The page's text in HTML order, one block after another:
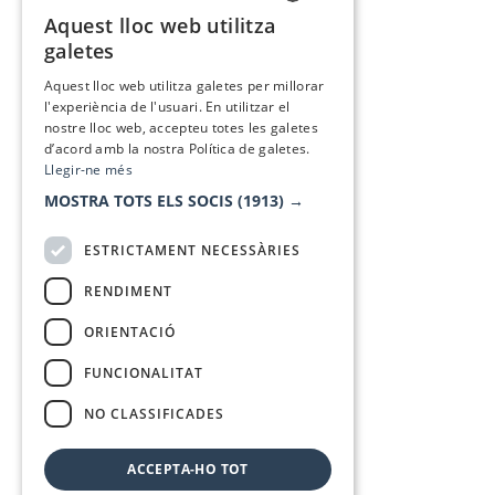
Aquest lloc web utilitza
galetes
Aquest lloc web utilitza galetes per millorar
l'experiència de l'usuari. En utilitzar el
nostre lloc web, accepteu totes les galetes
d’acord amb la nostra Política de galetes.
Llegir-ne més
MOSTRA TOTS ELS SOCIS (1913) →
ESTRICTAMENT NECESSÀRIES
RENDIMENT
ORIENTACIÓ
FUNCIONALITAT
NO CLASSIFICADES
ACCEPTA-HO TOT